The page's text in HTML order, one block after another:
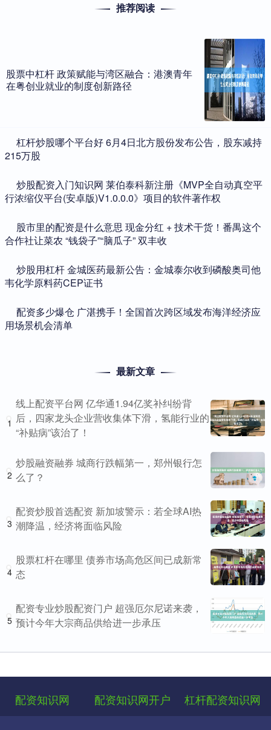
推荐阅读
股票中杠杆 政策赋能与湾区融合：港澳青年
在粤创业就业的制度创新路径
​杠杆炒股哪个平台好 6月4日北方股份发布公告，股东减持
215万股
​炒股配资入门知识网 莱伯泰科新注册《MVP全自动真空平
行浓缩仪平台(安卓版)V1.0.0.0》项目的软件著作权
​股市里的配资是什么意思 现金分红 + 技术干货！番禺这个
合作社让菜农 “钱袋子”“脑瓜子” 双丰收
​炒股用杠杆 金城医药最新公告：金城泰尔收到磷酸奥司他
韦化学原料药CEP证书
​配资多少爆仓 广湛携手！全国首次跨区域发布海洋经济应
用场景机会清单
最新文章
1
线上配资平台网 亿华通1.94亿奖补纠纷背
后，四家龙头企业营收集体下滑，氢能行业的
“补贴病”该治了！
2
炒股融资融券 城商行跌幅第一，郑州银行怎
么了？
3
配资炒股首选配资 新加坡警示：若全球AI热
潮降温，经济将面临风险
4
股票杠杆在哪里 债券市场高危区间已成新常
态
5
配资专业炒股配资门户 超强厄尔尼诺来袭，
预计今年大宗商品供给进一步承压
配资知识网 配资知识网开户 杠杆配资知识网